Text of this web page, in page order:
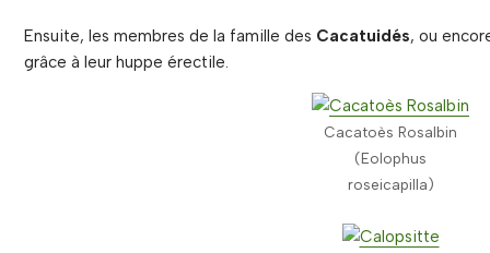
Ensuite, les membres de la famille des Cacatuidés, ou
grâce à leur huppe érectile.
Cacatoès Rosalbin
(Eolophus
roseicapilla)